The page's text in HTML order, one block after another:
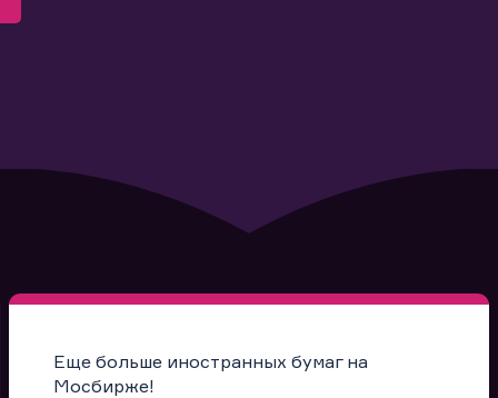
Еще больше иностранных бумаг на
Мосбирже!